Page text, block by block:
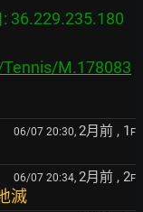
36.229.235.180
M.178083
06/07 20:30, 2月前 , 1 F
06/07 20:34, 2月前 , 2F
滅